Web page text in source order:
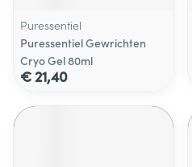
Puressentiel
Puressentiel Gewrichten
Cryo Gel 80ml
€ 21,40